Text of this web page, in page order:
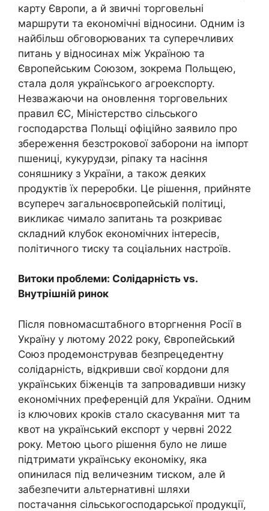
карту Європи, а й звичні торговельні
маршрути та економічні відносини. Одним із
найбільш обговорюваних та суперечливих
питань у відносинах між Україною та
Європейським Союзом, зокрема Польщею,
стала доля українського агроекспорту.
Незважаючи на оновлення торговельних
правил ЄС, Міністерство сільського
господарства Польщі офіційно заявило про
збереження безстрокової заборони на імпорт
пшениці, кукурудзи, ріпаку та насіння
соняшнику з України, а також деяких
продуктів їх переробки. Це рішення, прийняте
всупереч загальноєвропейській політиці,
викликає чимало запитань та розкриває
складний клубок економічних інтересів,
політичного тиску та соціальних настроїв.
Витоки проблеми: Солідарність vs.
Внутрішній ринок
Після повномасштабного вторгнення Росії в
Україну у лютому 2022 року, Європейський
Союз продемонстрував безпрецедентну
солідарність, відкривши свої кордони для
українських біженців та запровадивши низку
економічних преференцій для України. Одним
із ключових кроків стало скасування мит та
квот на український експорт у червні 2022
року. Метою цього рішення було не лише
підтримати українську економіку, яка
опинилася під величезним тиском, але й
забезпечити альтернативні шляхи
постачання сільськогосподарської продукції,